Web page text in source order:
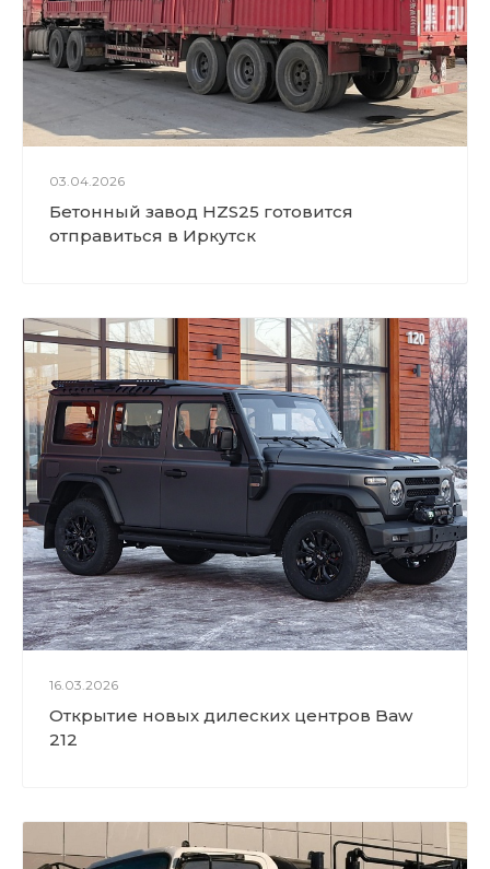
Двигатель Shanghai
03.04.2026
Бетонный завод HZS25 готовится
отправиться в Иркутск
16.03.2026
Открытие новых дилеских центров Baw
212